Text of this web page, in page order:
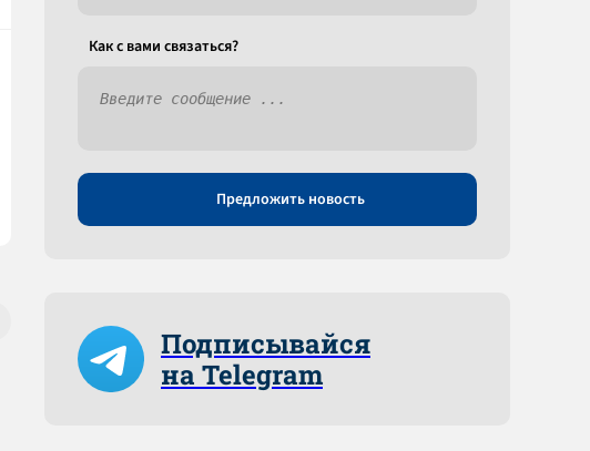
Как c вами связаться?
Предложить новость
Подписывайся
на Telegram